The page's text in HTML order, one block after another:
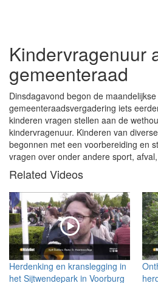
Kindervragenuur
gemeenteraad
Dinsdagavond begon de maandelijkse
gemeenteraadsvergadering iets
kinderen vragen stellen aan de
kindervragenuur. Kinderen van
begonnen met een voorbereiding en
vragen over onder andere sport,
Related Videos
Herdenking en kranslegging in
het Sijtwendepark in Voorburg